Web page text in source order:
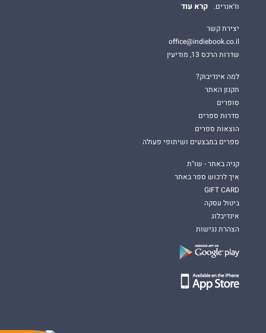
וז'אנרים.
קרא עוד
יצירת קשר
office@indiebook.co.il
שדרות הרכס 13, מודיעין
למה אינדיבוק?
תקנון האתר
סופרים
סדרות ספרים
הוצאות ספרים
ספרים במבצעים ושיתופי פעולה
קניה באתר - שו"ת
איך לרכוש ספר באתר
GIFT CARD
ביטול עסקה
אינדיבלוג
הצהרת נגישות